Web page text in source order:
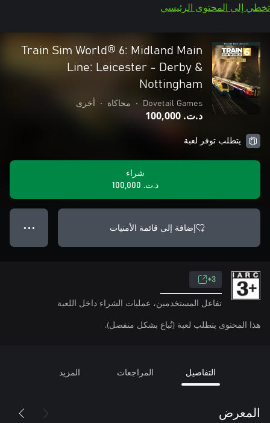
تخطي إلى المحتوى الرئيسي
Train Sim World® 6: Midland Main
Line: Leicester - Derby &
Nottingham
Dovetail Games
• محاكاة • أخرى
د.ت.‏ 100,000
يتطلب توفر لعبة
شراء
د.ت.‏ 100,000
إضافة إلى قائمة الأمنيات ● ● ●
3+
تفاعل المستخدمين، عمليات الشراء داخل اللعبة
هذا المحتوى يتطلب لعبة (تُباع بشكل منفصل).
التفاصيل المراجعات المزيد
المعرض